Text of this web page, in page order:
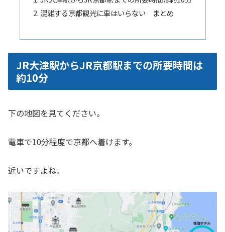
混雑する京都観光に車はいらない まとめ
JR大津駅からJR京都駅までの所要時間は
約10分
下の地図を見てください。
電車で10分程度で京都へ着けます。
近いですよね。